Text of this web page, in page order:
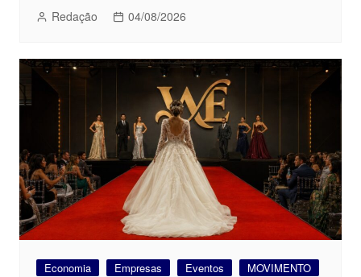
Redação 04/08/2026
Economia Empresas Eventos
MOVIMENTO